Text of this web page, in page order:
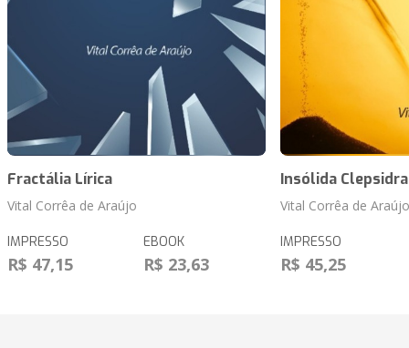
Fractália Lírica
Vital Corrêa de Araújo
IMPRESSO
R$ 47,15
EBOOK
R$ 23,63
Insólida Clepsidra
Vital Corrêa de Araújo
IMPRESSO
R$ 45,25